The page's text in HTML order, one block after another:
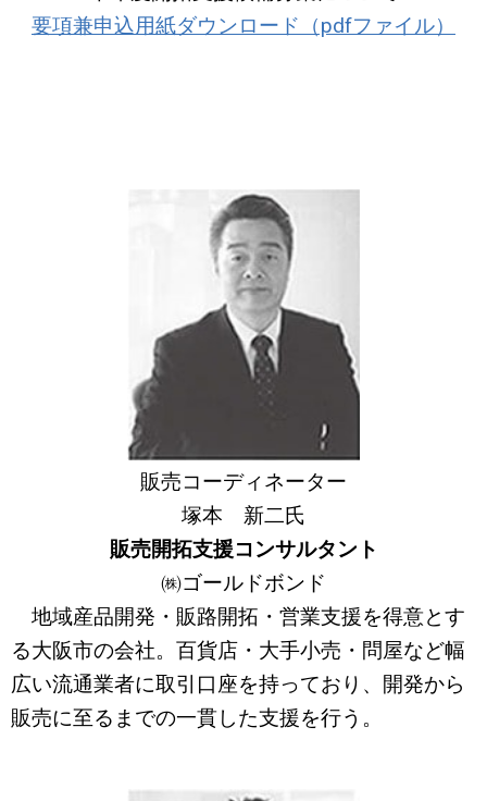
要項兼申込用紙ダウンロード（pdfファイル）
販売コーディネーター
塚本 新二氏
販売開拓支援コンサルタント
㈱ゴールドボンド
地域産品開発・販路開拓・営業支援を得意とす
る大阪市の会社。百貨店・大手小売・問屋など幅
広い流通業者に取引口座を持っており、開発から
販売に至るまでの一貫した支援を行う。